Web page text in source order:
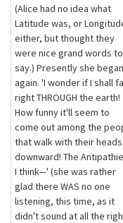
(Alice had no idea what
Latitude was, or
either, but thought they
were nice grand words to
say.) Presently she began
again. 'I wonder if I shall
right THROUGH the earth!
How funny it'll seem to
come out among the
that walk with their heads
downward! The
I think—' (she was rather
glad there WAS no one
listening, this time, as it
didn't sound at all the